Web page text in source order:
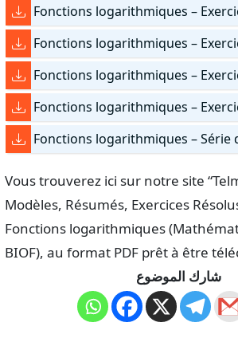
Fonctions logarithmiques –
Fonctions logarithmiques –
Fonctions logarithmiques –
Fonctions logarithmiques –
Fonctions logarithmiques – Série
Vous trouverez ici sur notre site
Modèles, Résumés, Exercices
Fonctions logarithmiques
BIOF), au format PDF prêt à être
شارك الموضوع